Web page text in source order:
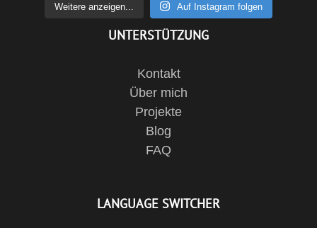
Weitere anzeigen... Auf Instagram folgen
UNTERSTÜTZUNG
Kontakt
Über mich
Projekte
Blog
FAQ
LANGUAGE SWITCHER